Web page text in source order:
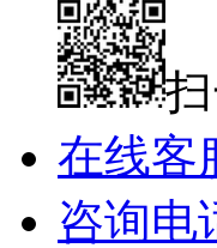
在线客
咨询电